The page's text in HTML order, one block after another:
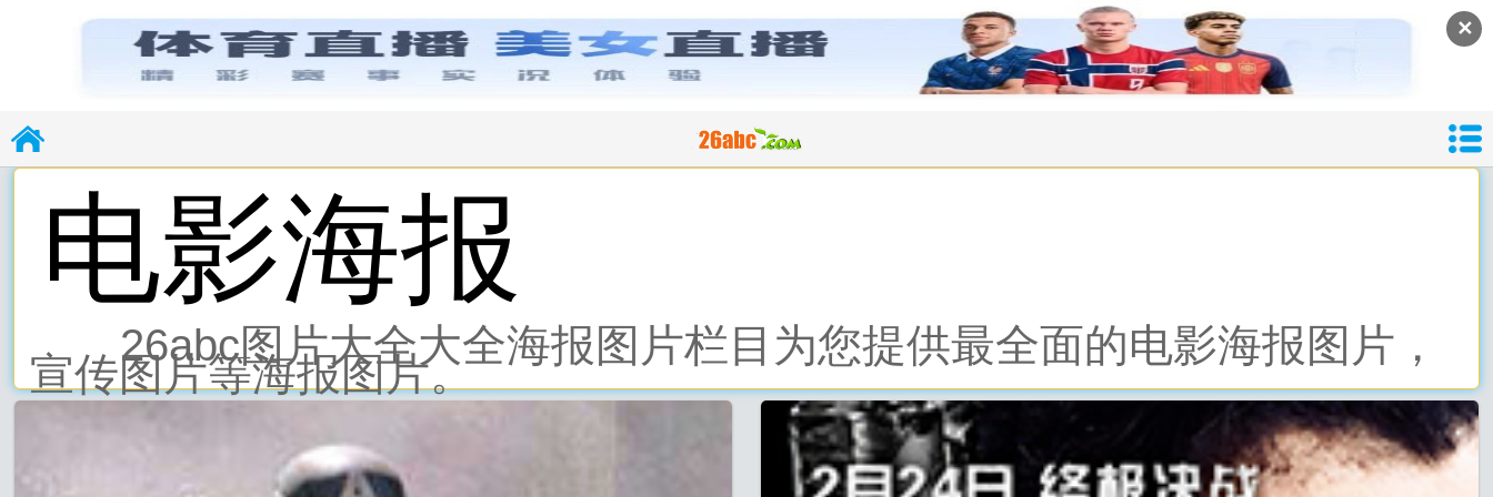
✕
26abc图片大
26abc
电影海报
26abc图片大全大全海报图片栏目为您提供最全面的电影海报图片，
宣传图片等海报图片。